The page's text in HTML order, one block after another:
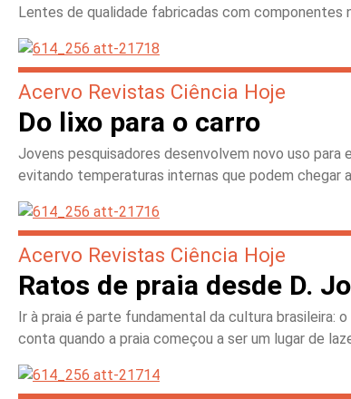
Lentes de qualidade fabricadas com componentes
Acervo Revistas Ciência Hoje
Do lixo para o carro
Jovens pesquisadores desenvolvem novo uso
evitando temperaturas internas que podem chegar a
Acervo Revistas Ciência Hoje
Ratos de praia desde D.
Ir à praia é parte fundamental da cultura brasileira:
conta quando a praia começou a ser um lugar de